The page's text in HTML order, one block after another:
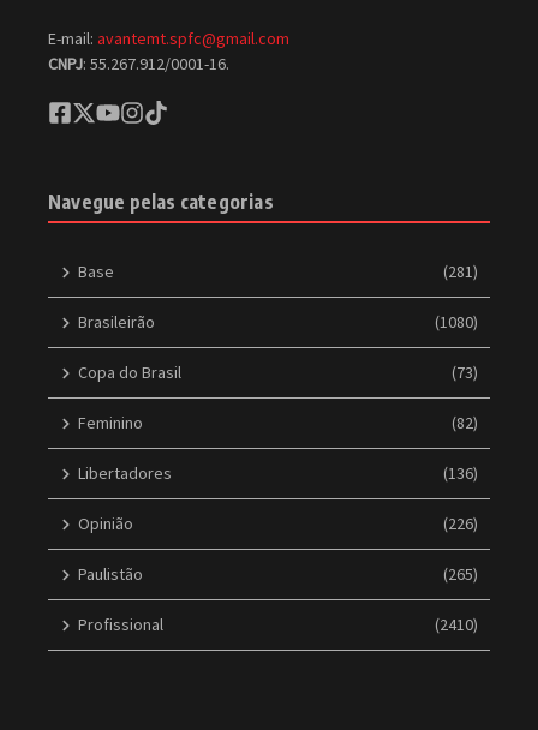
E-mail: avantemt.spfc@gmail.com
CNPJ: 55.267.912/0001-16.
Navegue pelas categorias
Base (281)
Brasileirão (1080)
Copa do Brasil (73)
Feminino (82)
Libertadores (136)
Opinião (226)
Paulistão (265)
Profissional (2410)